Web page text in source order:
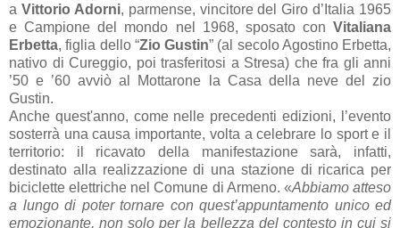
a Vittorio Adorni, parmense, vincitore del Giro d’Italia 1965
e Campione del mondo nel 1968, sposato con Vitaliana
Erbetta, figlia dello “Zio Gustin” (al secolo Agostino Erbetta,
nativo di Cureggio, poi trasferitosi a Stresa) che fra gli anni
’50 e ’60 avviò al Mottarone la Casa della neve del zio
Gustin.
Anche quest'anno, come nelle precedenti edizioni, l’evento
sosterrà una causa importante, volta a celebrare lo sport e il
territorio: il ricavato della manifestazione sarà, infatti,
destinato alla realizzazione di una stazione di ricarica per
biciclette elettriche nel Comune di Armeno. «Abbiamo atteso
a lungo di poter tornare con quest’appuntamento unico ed
emozionante, non solo per la bellezza del contesto in cui si